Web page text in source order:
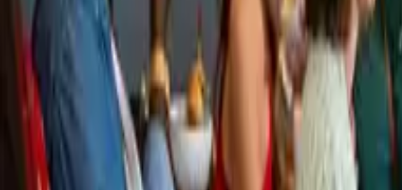
Nos offres
Notre mission
+33 1 79 35 08 28 Envoyer mon brief